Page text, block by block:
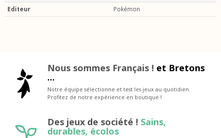
Editeur
Pokémon
Nous sommes Français ! et Bretons
...
Notre équipe sélectionne et test les jeux au quotidien.
Profitez de notre expérience en boutique !
Des jeux de société ! Sains,
durables, écolos